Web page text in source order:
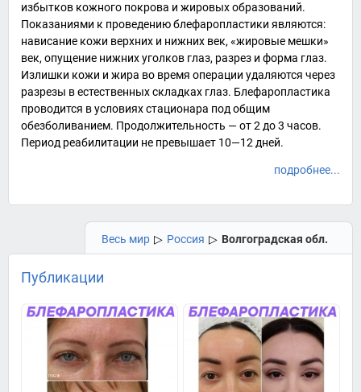
избытков кожного покрова и жировых образований.
Показаниями к проведению блефаропластики являются:
нависание кожи верхних и нижних век, «жировые мешки»
век, опущение нижних уголков глаз, разрез и форма глаз.
Излишки кожи и жира во время операции удаляются через
разрезы в естественных складках глаз. Блефаропластика
проводится в условиях стационара под общим
обезболиванием. Продолжительность — от 2 до 3 часов.
Период реабилитации не превышает 10—12 дней.
подробнее...
Весь мир ▷ Россия ▷ Волгоградская обл.
Публикации